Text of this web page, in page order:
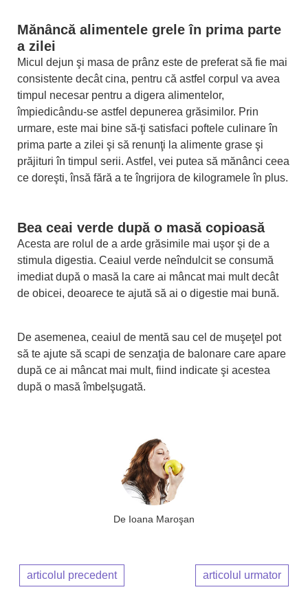
Mănâncă alimentele grele în prima parte
a zilei
Micul dejun şi masa de prânz este de preferat să fie mai
consistente decât cina, pentru că astfel corpul va avea
timpul necesar pentru a digera alimentelor,
împiedicându-se astfel depunerea grăsimilor. Prin
urmare, este mai bine să-ţi satisfaci poftele culinare în
prima parte a zilei şi să renunţi la alimente grase şi
prăjituri în timpul serii. Astfel, vei putea să mănânci ceea
ce doreşti, însă fără a te îngrijora de kilogramele în plus.
Bea ceai verde după o masă copioasă
Acesta are rolul de a arde grăsimile mai uşor şi de a
stimula digestia. Ceaiul verde neîndulcit se consumă
imediat după o masă la care ai mâncat mai mult decât
de obicei, deoarece te ajută să ai o digestie mai bună.
De asemenea, ceaiul de mentă sau cel de muşeţel pot
să te ajute să scapi de senzaţia de balonare care apare
după ce ai mâncat mai mult, fiind indicate şi acestea
după o masă îmbelşugată.
De Ioana Maroşan
articolul precedent articolul urmator